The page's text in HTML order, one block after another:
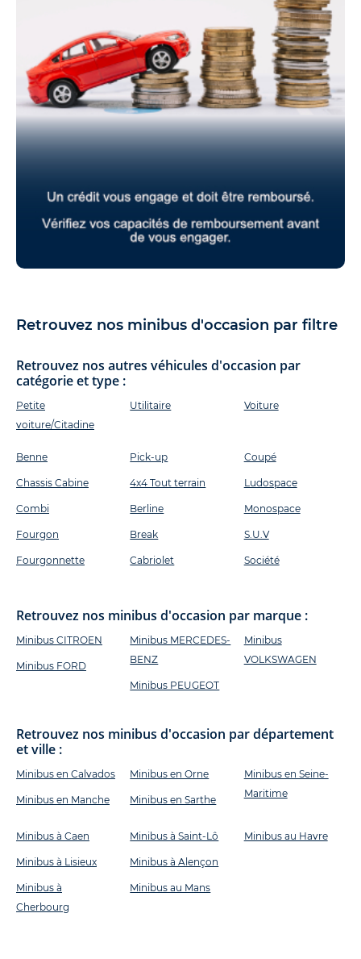
Retrouvez nos minibus d'occasion par filtre
Retrouvez nos autres véhicules d'occasion par
catégorie et type :
Petite
voiture/Citadine
Utilitaire Voiture
Benne
Chassis Cabine
Combi
Fourgon
Fourgonnette
Pick-up
4x4 Tout terrain
Berline
Break
Cabriolet
Coupé
Ludospace
Monospace
S.U.V
Société
Retrouvez nos minibus d'occasion par marque :
Minibus CITROEN
Minibus FORD
Minibus MERCEDES-
BENZ
Minibus PEUGEOT
Minibus
VOLKSWAGEN
Retrouvez nos minibus d'occasion par département
et ville :
Minibus en Calvados
Minibus en Manche
Minibus en Orne
Minibus en Sarthe
Minibus en Seine-
Maritime
Minibus à Caen
Minibus à Lisieux
Minibus à
Cherbourg
Minibus à Saint-Lô
Minibus à Alençon
Minibus au Mans
Minibus au Havre